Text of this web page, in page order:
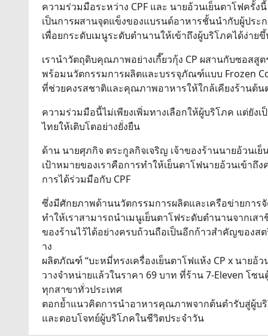
ความร่วมมือระหว่าง CPF และ นายอ้วนเย็นตาโฟครั้งนี้
เป็นการผสานจุดแข็งของแบรนด์อาหารชั้นนำกับผู้ประ
เพื่อยกระดับเมนูระดับตำนานให้เข้าถึงผู้บริโภคได้ง่าย
เรานำวัตถุดิบคุณภาพอย่างเกี๊ยวกุ้ง CP ผสานกับซอสสู
พร้อมนวัตกรรมการผลิตและบรรจุภัณฑ์แบบ Frozen
ที่ช่วยคงรสชาติและคุณภาพอาหารให้ใกล้เคียงร้านต้
ความร่วมมือนี้ไม่เพียงเพิ่มทางเลือกให้ผู้บริโภค แต่ยังเ
ไทยให้เติบโตอย่างยั่งยืน
ด้าน นายศุภกิจ ตระกูลกิจเจริญ เจ้าของร้านนายอ้วนเย็
เป้าหมายของเราคือการทำให้เย็นตาโฟนายอ้วนเข้าถึ
การได้ร่วมมือกับ CPF
ซึ่งมีศักยภาพด้านนวัตกรรมการผลิตและเครือข่ายการ
ทำให้เราสามารถนำเมนูเย็นตาโฟระดับตำนานจากเ
ของร้านไว้ได้อย่างครบถ้วนถือเป็นอีกก้าวสำคัญของส
าง
ผลิตภัณฑ์ “บะหมี่ทรงเครื่องเย็นตาโฟแห้ง CP x นายอ้ว
วางจำหน่ายแล้วในราคา 69 บาท ที่ร้าน 7-Eleven โซ
ทุกสาขาทั่วประเทศ
ตอกย้ำแนวคิดการนำอาหารคุณภาพจากต้นตำรับสู่ผู้บริ
และตอบโจทย์ผู้บริโภคในชีวิตประจำวัน